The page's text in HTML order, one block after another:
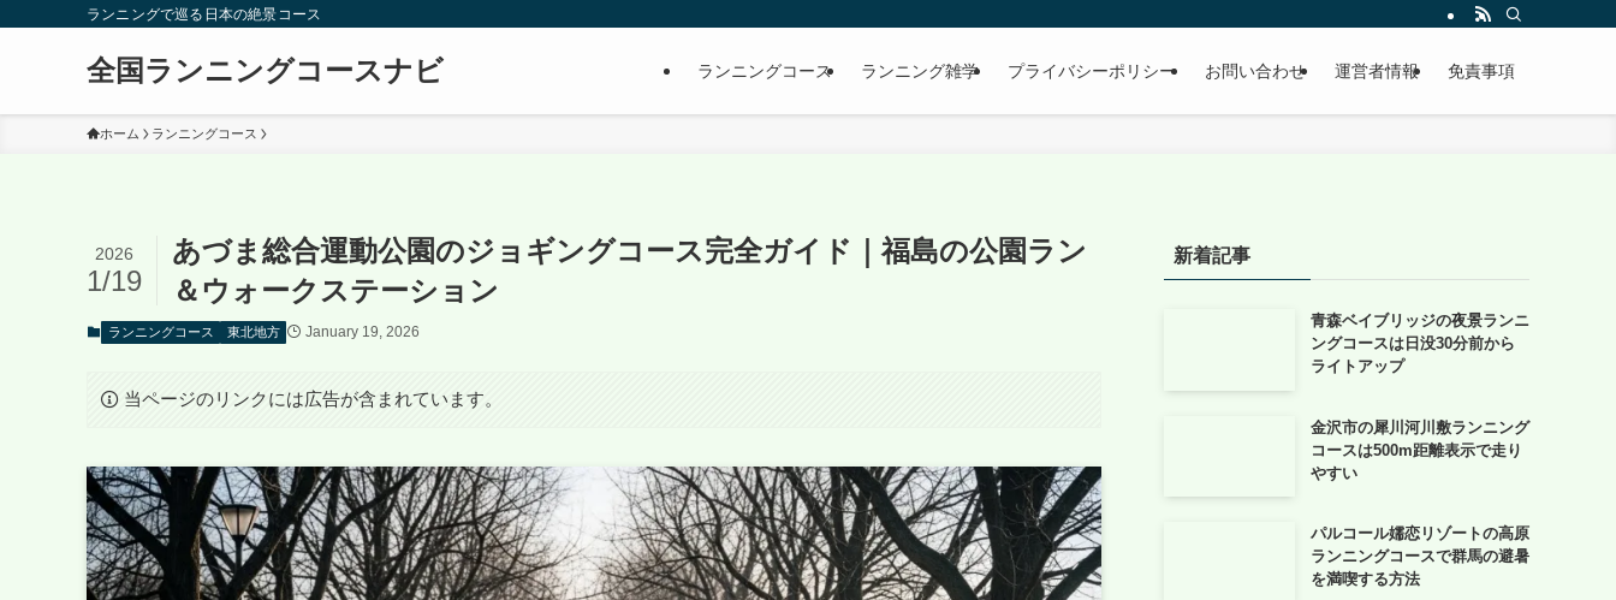
ランニングで巡る日本の絶景コース
全国ランニングコースナビ ランニングコース ランニング雑学 プライバシーポリシー お問い合わせ 運営者情報 免責事項
ホーム ランニングコース
あづま総合運動公園のジョギングコース完全ガイド｜福島の公園ラン
＆ウォークステーション
2026
1/19
ランニングコース 東北地方 January 19, 2026
当ページのリンクには広告が含まれています。
新着記事
青森ベイブリッジの夜景ランニ
ングコースは日没30分前から
ライトアップ
金沢市の犀川河川敷ランニング
コースは500m距離表示で走り
やすい
パルコール嬬恋リゾートの高原
ランニングコースで群馬の避暑
を満喫する方法